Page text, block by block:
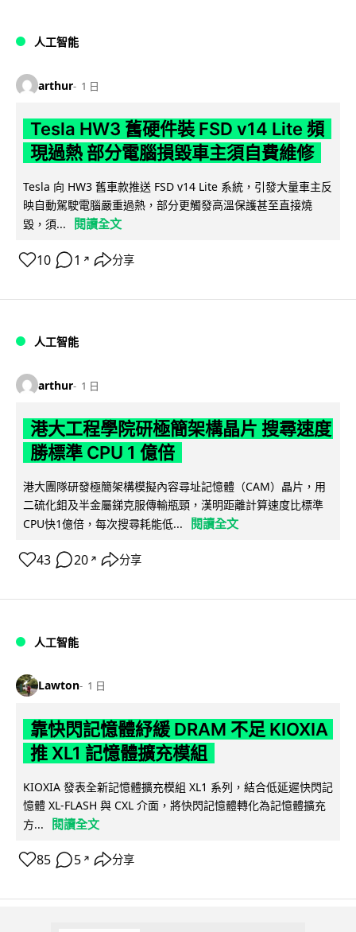
人工智能
arthur 1 日
Tesla HW3 舊硬件裝 FSD v14 Lite 頻
現過熱 部分電腦損毀車主須自費維修
Tesla 向 HW3 舊車款推送 FSD v14 Lite 系統，引發大量車主反
映自動駕駛電腦嚴重過熱，部分更觸發高溫保護甚至直接燒
毀，須...
閱讀全文
10 1 ↗ 分享
人工智能
arthur 1 日
港大工程學院研極簡架構晶片 搜尋速度
勝標準 CPU 1 億倍
港大團隊研發極簡架構模擬內容尋址記憶體（CAM）晶片，用
二硫化鉬及半金屬銻克服傳輸瓶頸，漢明距離計算速度比標準
CPU快1億倍，每次搜尋耗能低...
閱讀全文
43 20 ↗ 分享
人工智能
Lawton 1 日
靠快閃記憶體紓緩 DRAM 不足 KIOXIA
推 XL1 記憶體擴充模組
KIOXIA 發表全新記憶體擴充模組 XL1 系列，結合低延遲快閃記
憶體 XL-FLASH 與 CXL 介面，將快閃記憶體轉化為記憶體擴充
方...
閱讀全文
85 5 ↗ 分享